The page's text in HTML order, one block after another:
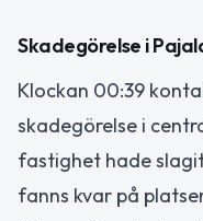
Skadegörelse i
Klockan 00:39
skadegörelse i
fastighet hade
fanns kvar på